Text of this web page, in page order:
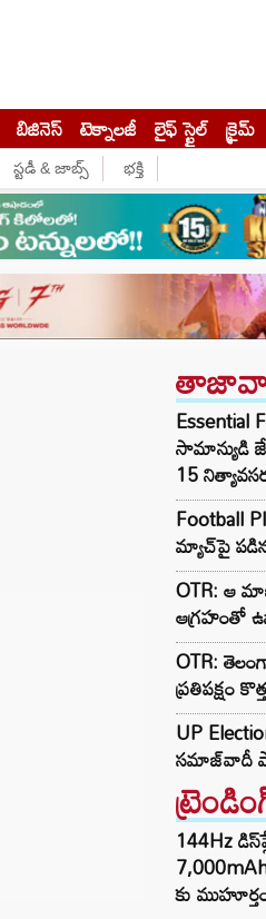
బిజినెస్‌ టెక్నాలజీ లైఫ్ స్టైల్ క్రైమ్
స్టడీ & జాబ్స్ భక్తి
Essential
సామాన్యుడి
15 నిత్యావసర
Football
మ్యాచ్‌పై పడిన
OTR: ఆ
ఆగ్రహంతో
OTR:
ప్రతిపక్షం
UP
సమాజ్‌వాదీ
144Hz
కు